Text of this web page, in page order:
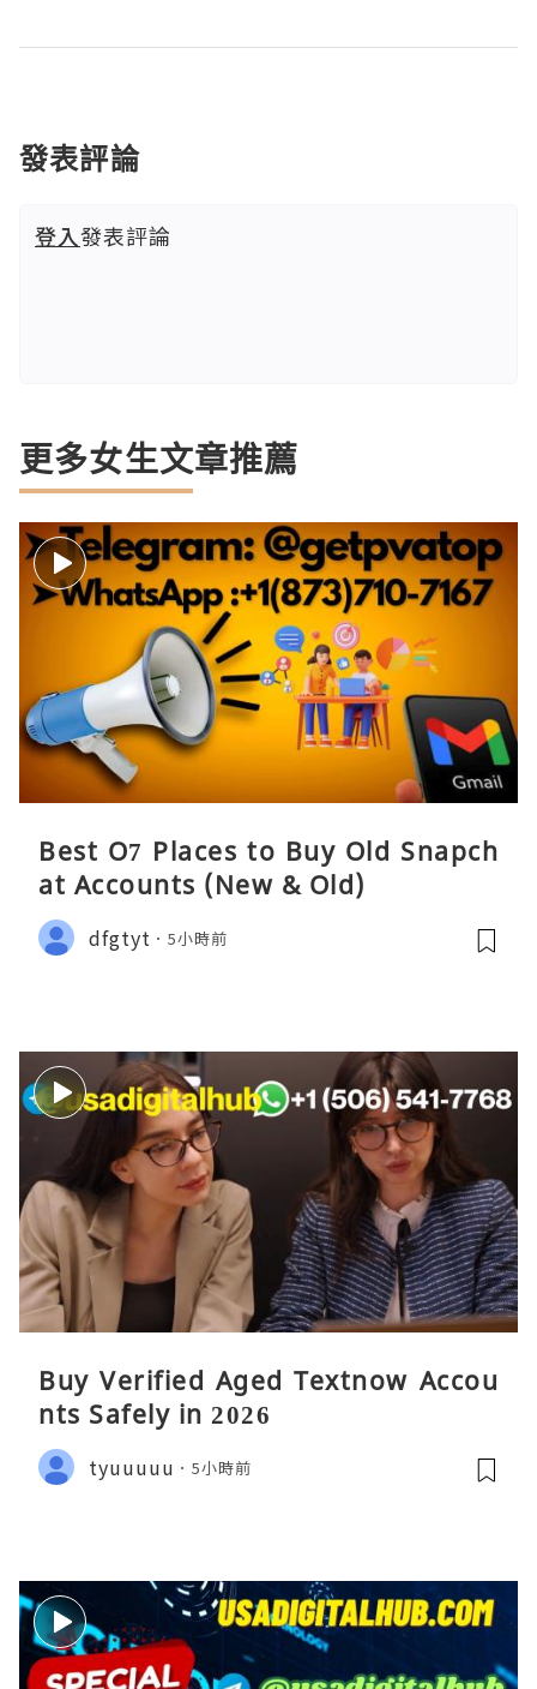
發表評論
登入發表評論
更多女生文章推薦
Best O7 Places to Buy Old Snapch
at Accounts (New & Old)
dfgtyt 5小時前
Buy Verified Aged Textnow Accou
nts Safely in 2026
tyuuuuu 5小時前